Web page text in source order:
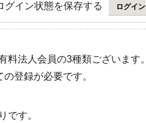
グイン状態を保存する
料法人会員の3種類ございます。
登録が必要です。
です。